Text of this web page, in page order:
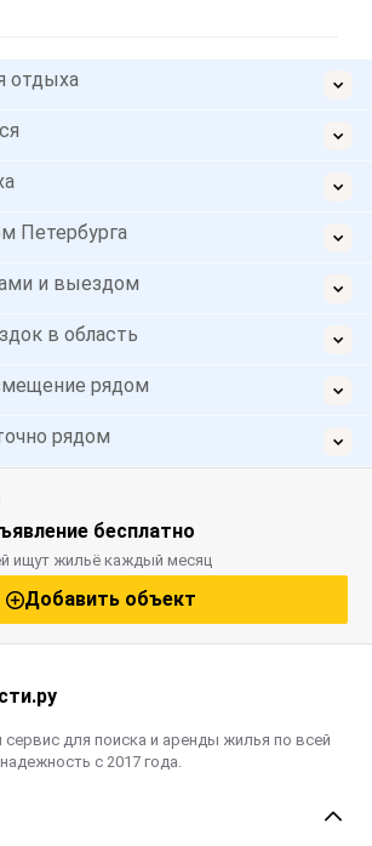
отдыха
Петербурга
и выездом
в область
рядом
рядом
бесплатно
ищут жильё каждый месяц
Добавить объект
для поиска и аренды жилья по всей
с 2017 года.